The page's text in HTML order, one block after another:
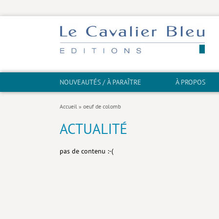
NOUVEAUTÉS / À PARAÎTRE À PROPOS
Accueil » oeuf de colomb
ACTUALITÉ
pas de contenu :-(